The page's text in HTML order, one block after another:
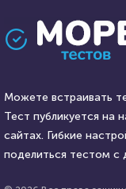
Прочие тесты
Awdienko
Проходили 6627
Тест: Страны
Можете встраивать
Тест публикуется на
сайтах. Гибкие
поделиться тестом с